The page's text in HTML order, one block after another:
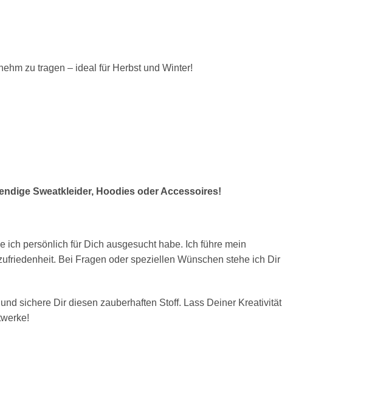
zu tragen – ideal für Herbst und Winter!
Sweatkleider, Hoodies oder Accessoires!
ich persönlich für Dich ausgesucht habe. Ich führe mein
Bei Fragen oder speziellen Wünschen stehe ich Dir
sichere Dir diesen zauberhaften Stoff. Lass Deiner Kreativität